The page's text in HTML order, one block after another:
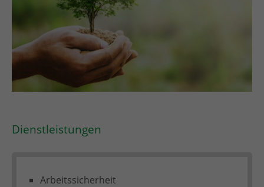
Dienstleistungen
Arbeitssicherheit